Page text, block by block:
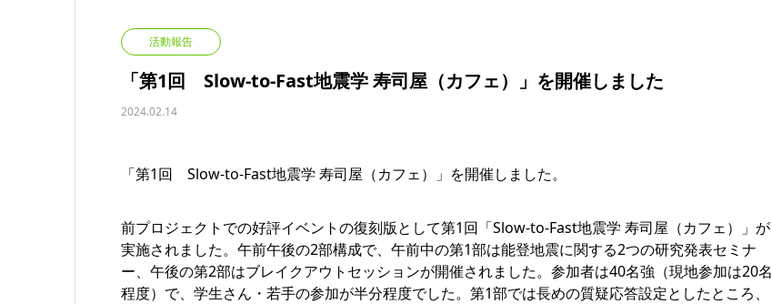
活動報告
「第1回 Slow-to-Fast地震学 寿司屋（カフェ）」を開催しました
2024.02.14
「第1回 Slow-to-Fast地震学 寿司屋（カフェ）」を開催しました。
前プロジェクトでの好評イベントの復刻版として第1回「Slow-to-Fast地震学 寿司屋（カフェ）」が
実施されました。午前午後の2部構成で、午前中の第1部は能登地震に関する2つの研究発表セミナ
ー、午後の第2部はブレイクアウトセッションが開催されました。参加者は40名強（現地参加は20名
程度）で、学生さん・若手の参加が半分程度でした。第1部では長めの質疑応答設定としたところ、